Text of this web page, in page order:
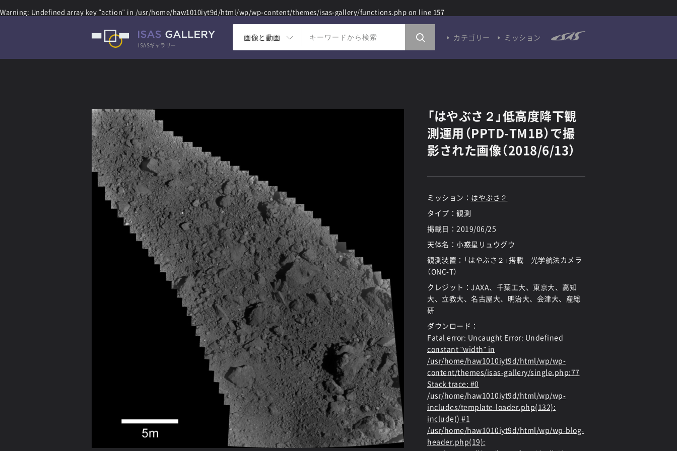
Warning: Undefined array key "action" in /usr/home/haw1010iyt9d/html/wp/wp-content/themes/isas-gallery/functions.php on line 157
ISASギャラリー
画像と動画 カテゴリー ミッション
「はやぶさ２」低高度降下観
測運用（PPTD-TM1B）で撮
影された画像（2018/6/13）
ミッション： はやぶさ２
タイプ：観測
掲載日： 2019/06/25
天体名：小惑星リュウグウ
観測装置：「はやぶさ２」搭載 光学航法カメラ
（ONC-T）
クレジット：JAXA、千葉工大、東京大、高知
大、立教大、名古屋大、明治大、会津大、産総
研
ダウンロード：
Fatal error: Uncaught Error: Undefined
constant "width" in
/usr/home/haw1010iyt9d/html/wp/wp-
content/themes/isas-gallery/single.php:77
Stack trace: #0
/usr/home/haw1010iyt9d/html/wp/wp-
includes/template-loader.php(132):
include() #1
/usr/home/haw1010iyt9d/html/wp/wp-blog-
header.php(19):